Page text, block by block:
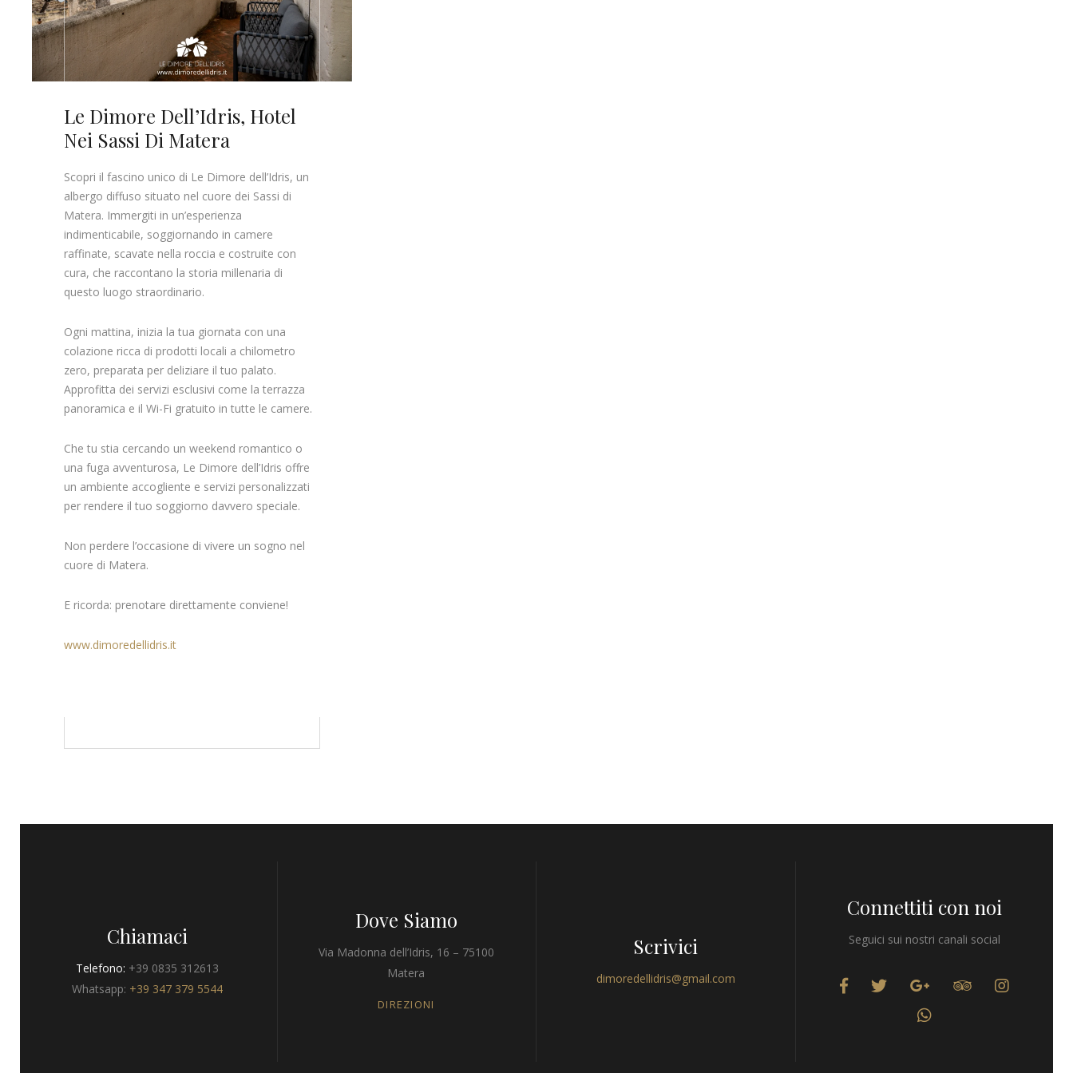
Le Dimore Dell’Idris, Hotel
Nei Sassi Di Matera
Scopri il fascino unico di Le Dimore dell’Idris, un
albergo diffuso situato nel cuore dei Sassi di
Matera. Immergiti in un’esperienza
indimenticabile, soggiornando in camere
raffinate, scavate nella roccia e costruite con
cura, che raccontano la storia millenaria di
questo luogo straordinario.
Ogni mattina, inizia la tua giornata con una
colazione ricca di prodotti locali a chilometro
zero, preparata per deliziare il tuo palato.
Approfitta dei servizi esclusivi come la terrazza
panoramica e il Wi-Fi gratuito in tutte le camere.
Che tu stia cercando un weekend romantico o
una fuga avventurosa, Le Dimore dell’Idris offre
un ambiente accogliente e servizi personalizzati
per rendere il tuo soggiorno davvero speciale.
Non perdere l’occasione di vivere un sogno nel
cuore di Matera.
E ricorda: prenotare direttamente conviene!
www.dimoredellidris.it
Chiamaci
Telefono: +39 0835 312613
Whatsapp: +39 347 379 5544
Dove Siamo
Via Madonna dell’Idris, 16 – 75100
Matera
DIREZIONI
Scrivici
dimoredellidris@gmail.com
Connettiti con noi
Seguici sui nostri canali social